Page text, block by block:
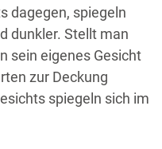
dagegen, spiegeln
dunkler. Stellt man
sein eigenes Gesicht
zur Deckung
spiegeln sich im